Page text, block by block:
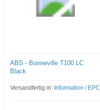
ABS - Bonneville T100 LC
Black
Versandfertig in: Information / EPC